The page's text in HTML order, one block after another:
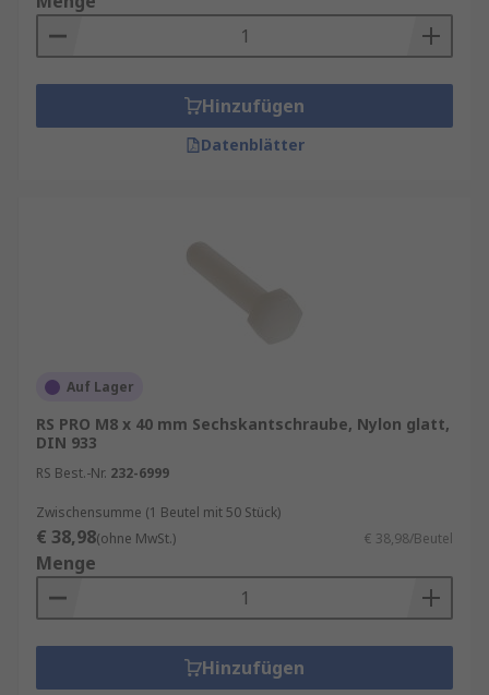
Hinzufügen
Datenblätter
Auf Lager
RS PRO M8 x 40 mm Sechskantschraube, Nylon glatt,
DIN 933
RS Best.-Nr. 232-6999
Zwischensumme (1 Beutel mit 50 Stück)
€ 38,98(ohne MwSt.) € 38,98/Beutel
Menge
Hinzufügen